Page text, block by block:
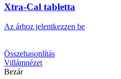
Xtra-Cal tabletta
Az árhoz jelentkezzen be
Összehasonlítás
Villámnézet
Bezár